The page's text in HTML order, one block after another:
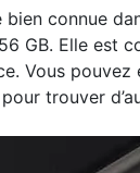
connue
GB. Elle est
Vous pouvez
trouver